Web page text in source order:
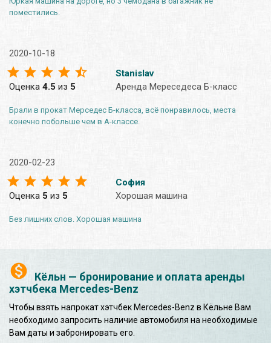
Кёльн — бронирование и оплата аренды
хэтчбека Mercedes-Benz
Чтобы взять напрокат хэтчбек Mercedes-Benz в Кёльне Вам
необходимо запросить наличие автомобиля на необходимые
Вам даты и забронировать его.
поместились.
2020-10-18
Оценка 4.5 из 5
Stanislav
Аренда Мереседеса Б-класс
Брали в прокат Мерседес Б-класса, всё понравилось, места
конечно побольше чем в А-классе.
2020-02-23
Оценка 5 из 5
София
Хорошая машина
Без лишних слов. Хорошая машина